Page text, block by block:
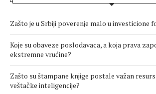
Zašto je u Srbiji poverenje malo u investicione
Koje su obaveze poslodavaca, a koja prava
ekstremne vrućine?
Zašto su štampane knjige postale važan
veštačke inteligencije?